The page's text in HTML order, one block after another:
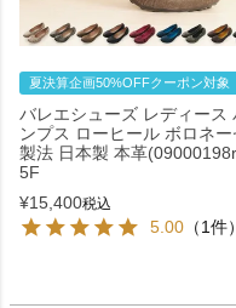
夏決算企画50%OFFクーポン対象
バレエシューズ レディース
ンプス ローヒール ボロネー
製法 日本製 本革
5F
¥15,400税込
5.00 （1件）